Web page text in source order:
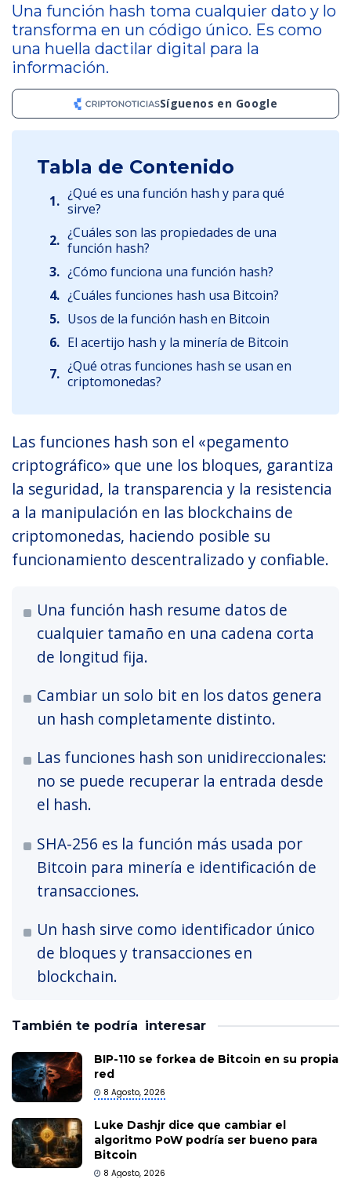
Una función hash toma cualquier dato y lo
transforma en un código único. Es como
una huella dactilar digital para la
información.
Síguenos en Google
Una función hash resume datos de
cualquier tamaño en una cadena corta
de longitud fija.
Cambiar un solo bit en los datos genera
un hash completamente distinto.
Las funciones hash son unidireccionales:
no se puede recuperar la entrada desde
el hash.
SHA-256 es la función más usada por
Bitcoin para minería e identificación de
transacciones.
Un hash sirve como identificador único
de bloques y transacciones en
blockchain.
Tabla de Contenido
1. ¿Qué es una función hash y para qué
sirve?
2. ¿Cuáles son las propiedades de una
función hash?
3. ¿Cómo funciona una función hash?
4. ¿Cuáles funciones hash usa Bitcoin?
5. Usos de la función hash en Bitcoin
6. El acertijo hash y la minería de Bitcoin
7. ¿Qué otras funciones hash se usan en
criptomonedas?
Las funciones hash son el «pegamento
criptográfico» que une los bloques, garantiza
la seguridad, la transparencia y la resistencia
a la manipulación en las blockchains de
criptomonedas, haciendo posible su
funcionamiento descentralizado y confiable.
También te podría interesar
BIP-110 se forkea de Bitcoin en su propia
red
8 Agosto, 2026
Luke Dashjr dice que cambiar el
algoritmo PoW podría ser bueno para
Bitcoin
8 Agosto, 2026